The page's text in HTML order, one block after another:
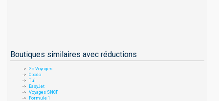
Boutiques similaires avec réductions
Go Voyages
Opodo
Tui
EasyJet
Voyages SNCF
Formule 1